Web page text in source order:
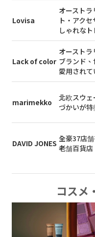
Lovisa
オースト
ト・アク
しゃれな
Lack of color
オースト
ブランド
愛用されて
marimekko
北欧スウ
づかいが特
DAVID JONES 全豪37店
老舗百貨店
コスメ